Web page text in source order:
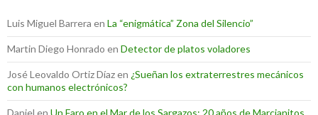
Luis Miguel Barrera en La “enigmática” Zona del Silencio”
Martin Diego Honrado en Detector de platos voladores
José Leovaldo Ortiz Díazen ¿Sueñan los extraterrestres mecánicos
con humanos electrónicos?
Daniel en Un Faro en el Mar de los Sargazos: 20 años de Marcianitos